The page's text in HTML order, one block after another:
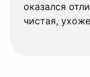
оказался
чистая,